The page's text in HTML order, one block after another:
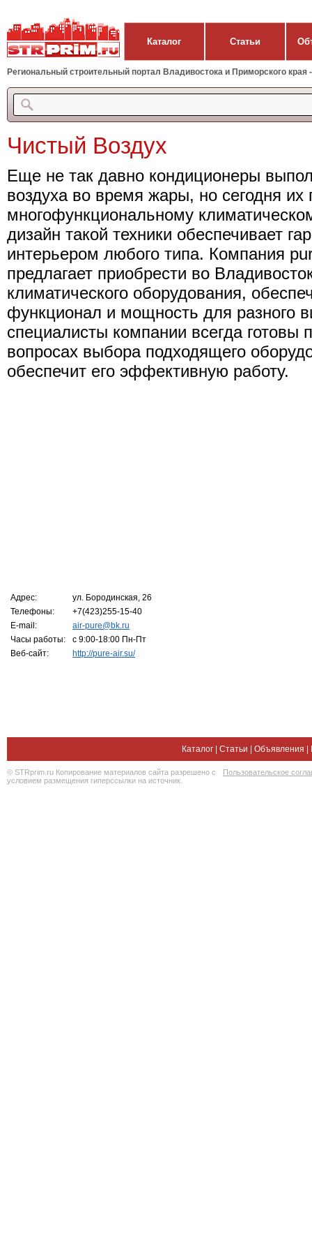
Каталог Статьи
Региональный строительный портал Владивостока и Приморского края
Чистый Воздух
Еще не так давно кондиционеры
воздуха во время жары, но сегодня их
многофункциональному
дизайн такой техники обеспечивает
интерьером любого типа. Компания
предлагает приобрести во
климатического оборудования,
функционал и мощность для разного
специалисты компании всегда готовы
вопросах выбора подходящего
обеспечит его эффективную работу.
Адрес:
ул. Бородинская, 26
Телефоны:
+7(423)255-15-40
E-mail:
air-pure@bk.ru
Часы работы:
с 9:00-18:00 Пн-Пт
Веб-сайт:
http://pure-air.su/
Каталог Статьи Объявления
© STRprim.ru Копирование материалов сайта разрешено с
условием размещения гиперссылки на источник.
Пользовательское